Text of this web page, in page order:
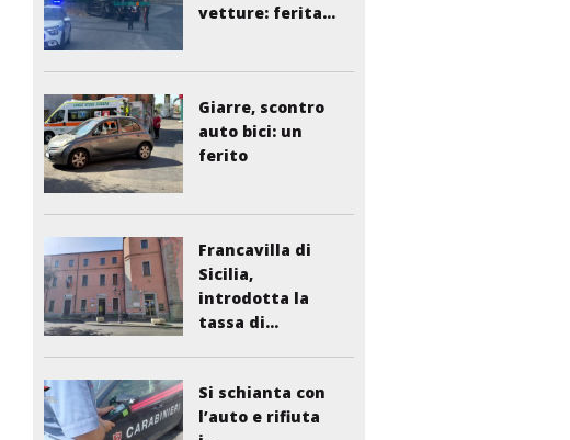
vetture: ferita...
Giarre, scontro
auto bici: un
ferito
Francavilla di
Sicilia,
introdotta la
tassa di...
Si schianta con
l’auto e rifiuta